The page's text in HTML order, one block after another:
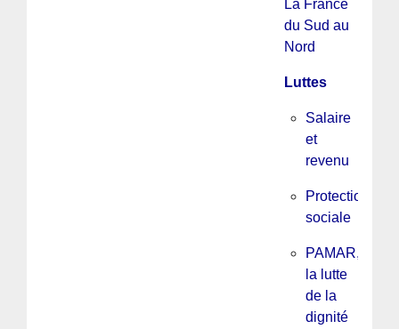
La France
du Sud au
Nord
Luttes
Salaire
et
revenu
Protection
sociale
PAMAR,
la lutte
de la
dignité